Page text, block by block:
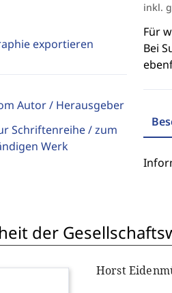
exportieren
Autor / Herausgeber
Schriftenreihe / zum
Werk
inkl.
Für
Bei
der
Horst